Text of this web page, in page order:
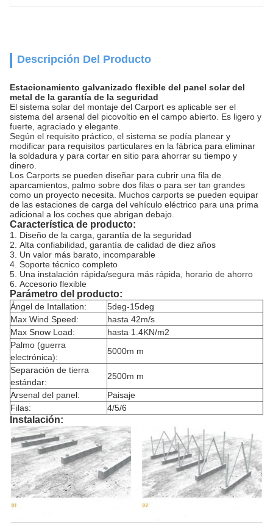
Descripción Del Producto
Estacionamiento galvanizado flexible del panel solar del
metal de la garantía de la seguridad
El sistema solar del montaje del Carport es aplicable ser el
sistema del arsenal del picovoltio en el campo abierto. Es ligero y
fuerte, agraciado y elegante.
Según el requisito práctico, el sistema se podía planear y
modificar para requisitos particulares en la fábrica para eliminar
la soldadura y para cortar en sitio para ahorrar su tiempo y
dinero.
Los Carports se pueden diseñar para cubrir una fila de
aparcamientos, palmo sobre dos filas o para ser tan grandes
como un proyecto necesita. Muchos carports se pueden equipar
de las estaciones de carga del vehículo eléctrico para una prima
adicional a los coches que abrigan debajo.
Característica de producto:
1. Diseño de la carga, garantía de la seguridad
2. Alta confiabilidad, garantía de calidad de diez años
3. Un valor más barato, incomparable
4. Soporte técnico completo
5. Una instalación rápida/segura más rápida, horario de ahorro
6. Accesorio flexible
Parámetro del producto:
Ángel de Intallation:
5deg-15deg
Max Wind Speed:
hasta 42m/s
Max Snow Load:
hasta 1.4KN/m2
Palmo (guerra
electrónica):
5000m m
Separación de tierra
estándar:
2500m m
Arsenal del panel:
Paisaje
Filas:
4/5/6
Instalación: